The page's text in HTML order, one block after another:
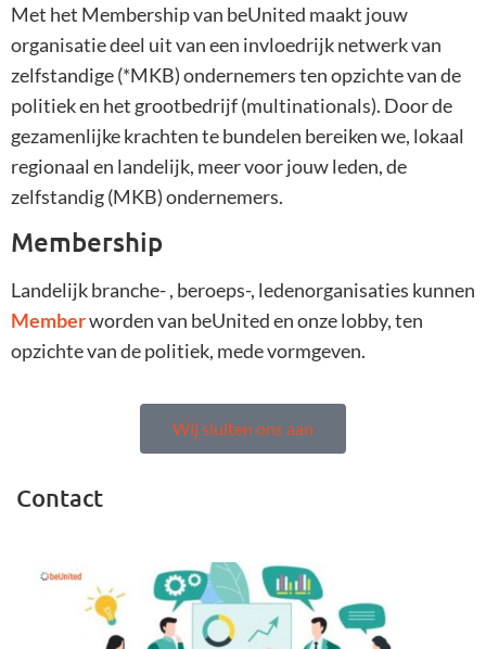
Met het Membership van beUnited maakt jouw
organisatie deel uit van een invloedrijk netwerk van
zelfstandige (*MKB) ondernemers ten opzichte van de
politiek en het grootbedrijf (multinationals). Door de
gezamenlijke krachten te bundelen bereiken we, lokaal
regionaal en landelijk, meer voor jouw leden, de
zelfstandig (MKB) ondernemers.
Membership
Landelijk branche- , beroeps-, ledenorganisaties kunnen
Memberworden van beUnited en onze lobby, ten
opzichte van de politiek, mede vormgeven.
Wij sluiten ons aan
Contact